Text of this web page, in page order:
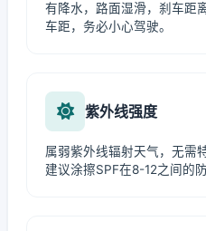
有降水，路面湿滑，刹车距
车距，务必小心驾驶。
紫外线强度
属弱紫外线辐射天气，无需
建议涂擦SPF在8-12之间的